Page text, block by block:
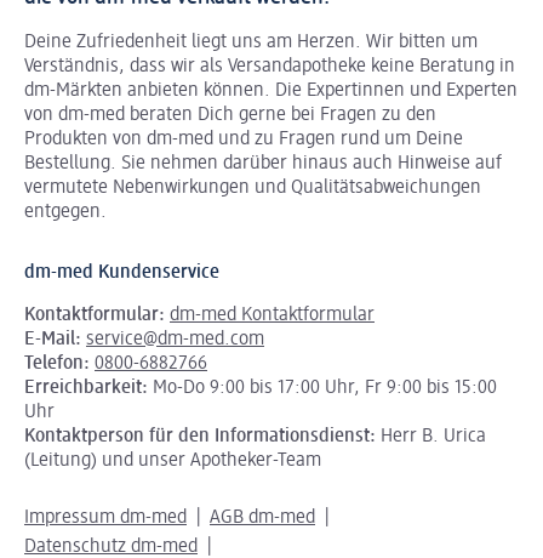
Deine Zufriedenheit liegt uns am Herzen. Wir bitten um
Verständnis, dass wir als Versandapotheke keine Beratung in
dm-Märkten anbieten können. Die Expertinnen und Experten
von dm-med beraten Dich gerne bei Fragen zu den
Produkten von dm-med und zu Fragen rund um Deine
Bestellung. Sie nehmen darüber hinaus auch Hinweise auf
vermutete Nebenwirkungen und Qualitätsabweichungen
entgegen.
dm-med Kundenservice
Kontaktformular: dm-med Kontaktformular
E-Mail: service@dm-med.com
Telefon: 0800-6882766
Erreichbarkeit: Mo-Do 9:00 bis 17:00 Uhr, Fr 9:00 bis 15:00
Uhr
Kontaktperson für den Informationsdienst: Herr B. Urica
(Leitung) und unser Apotheker-Team
Impressum dm-med
AGB dm-med
Datenschutz dm-med